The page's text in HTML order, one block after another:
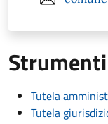
Tutela
Tutela